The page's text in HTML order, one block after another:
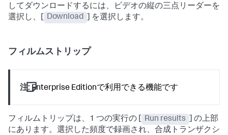
してダウンロードするには、ビデオの縦の三点リーダーを
選択し、[
Download ] を選択します。
フィルムストリップ
注: Enterprise Editionで利用できる機能です
フィルムトリップは、1 つの実行の [ Run results
] の上部
にあります。選択した頻度で録画され、合成トランザクシ